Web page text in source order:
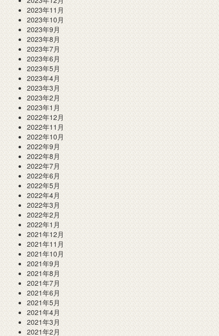
2023年11月
2023年10月
2023年9月
2023年8月
2023年7月
2023年6月
2023年5月
2023年4月
2023年3月
2023年2月
2023年1月
2022年12月
2022年11月
2022年10月
2022年9月
2022年8月
2022年7月
2022年6月
2022年5月
2022年4月
2022年3月
2022年2月
2022年1月
2021年12月
2021年11月
2021年10月
2021年9月
2021年8月
2021年7月
2021年6月
2021年5月
2021年4月
2021年3月
2021年2月